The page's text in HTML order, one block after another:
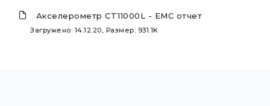
Акселерометр CT11000L - EMC отчет
Загружено: 14.12.20, Размер: 931.1K